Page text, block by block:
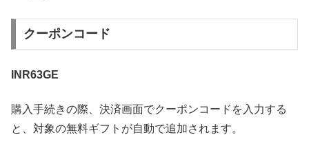
クーポンコード
INR63GE
購入手続きの際、決済画面でクーポンコードを入力する
と、対象の無料ギフトが自動で追加されます。